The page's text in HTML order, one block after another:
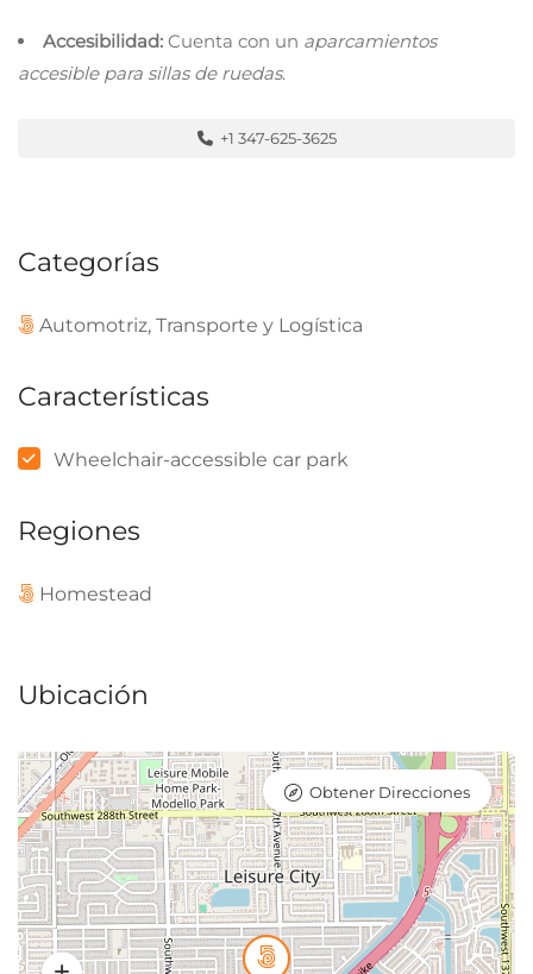
Accesibilidad: Cuenta con un aparcamientos
accesible para sillas de ruedas.
+1 347-625-3625
Categorías
Automotriz, Transporte y Logística
Características
Wheelchair-accessible car park
Regiones
Homestead
Ubicación
Obtener Direcciones